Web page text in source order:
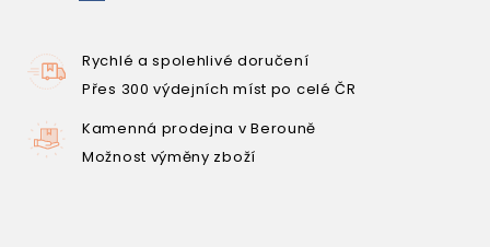
Rychlé a spolehlivé doručení
Přes 300 výdejních míst po celé ČR
Kamenná prodejna v Berouně
Možnost výměny zboží